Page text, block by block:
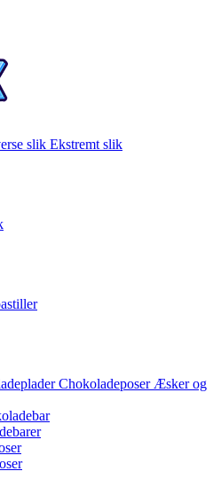
slik Ekstremt slik
Chokoladeposer Æsker og